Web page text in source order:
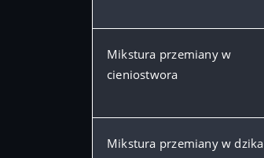
Mikstura przemiany w
cieniostwora
Mikstura przemiany w dzika